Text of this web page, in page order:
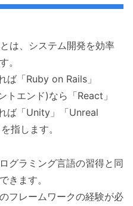
は、システム開発を効率
。
ば「Ruby on Rails」
トエンド)なら「React」
ば「Unity」「Unreal
指します。
グラミング言語の習得と同
きます。
フレームワークの経験が必